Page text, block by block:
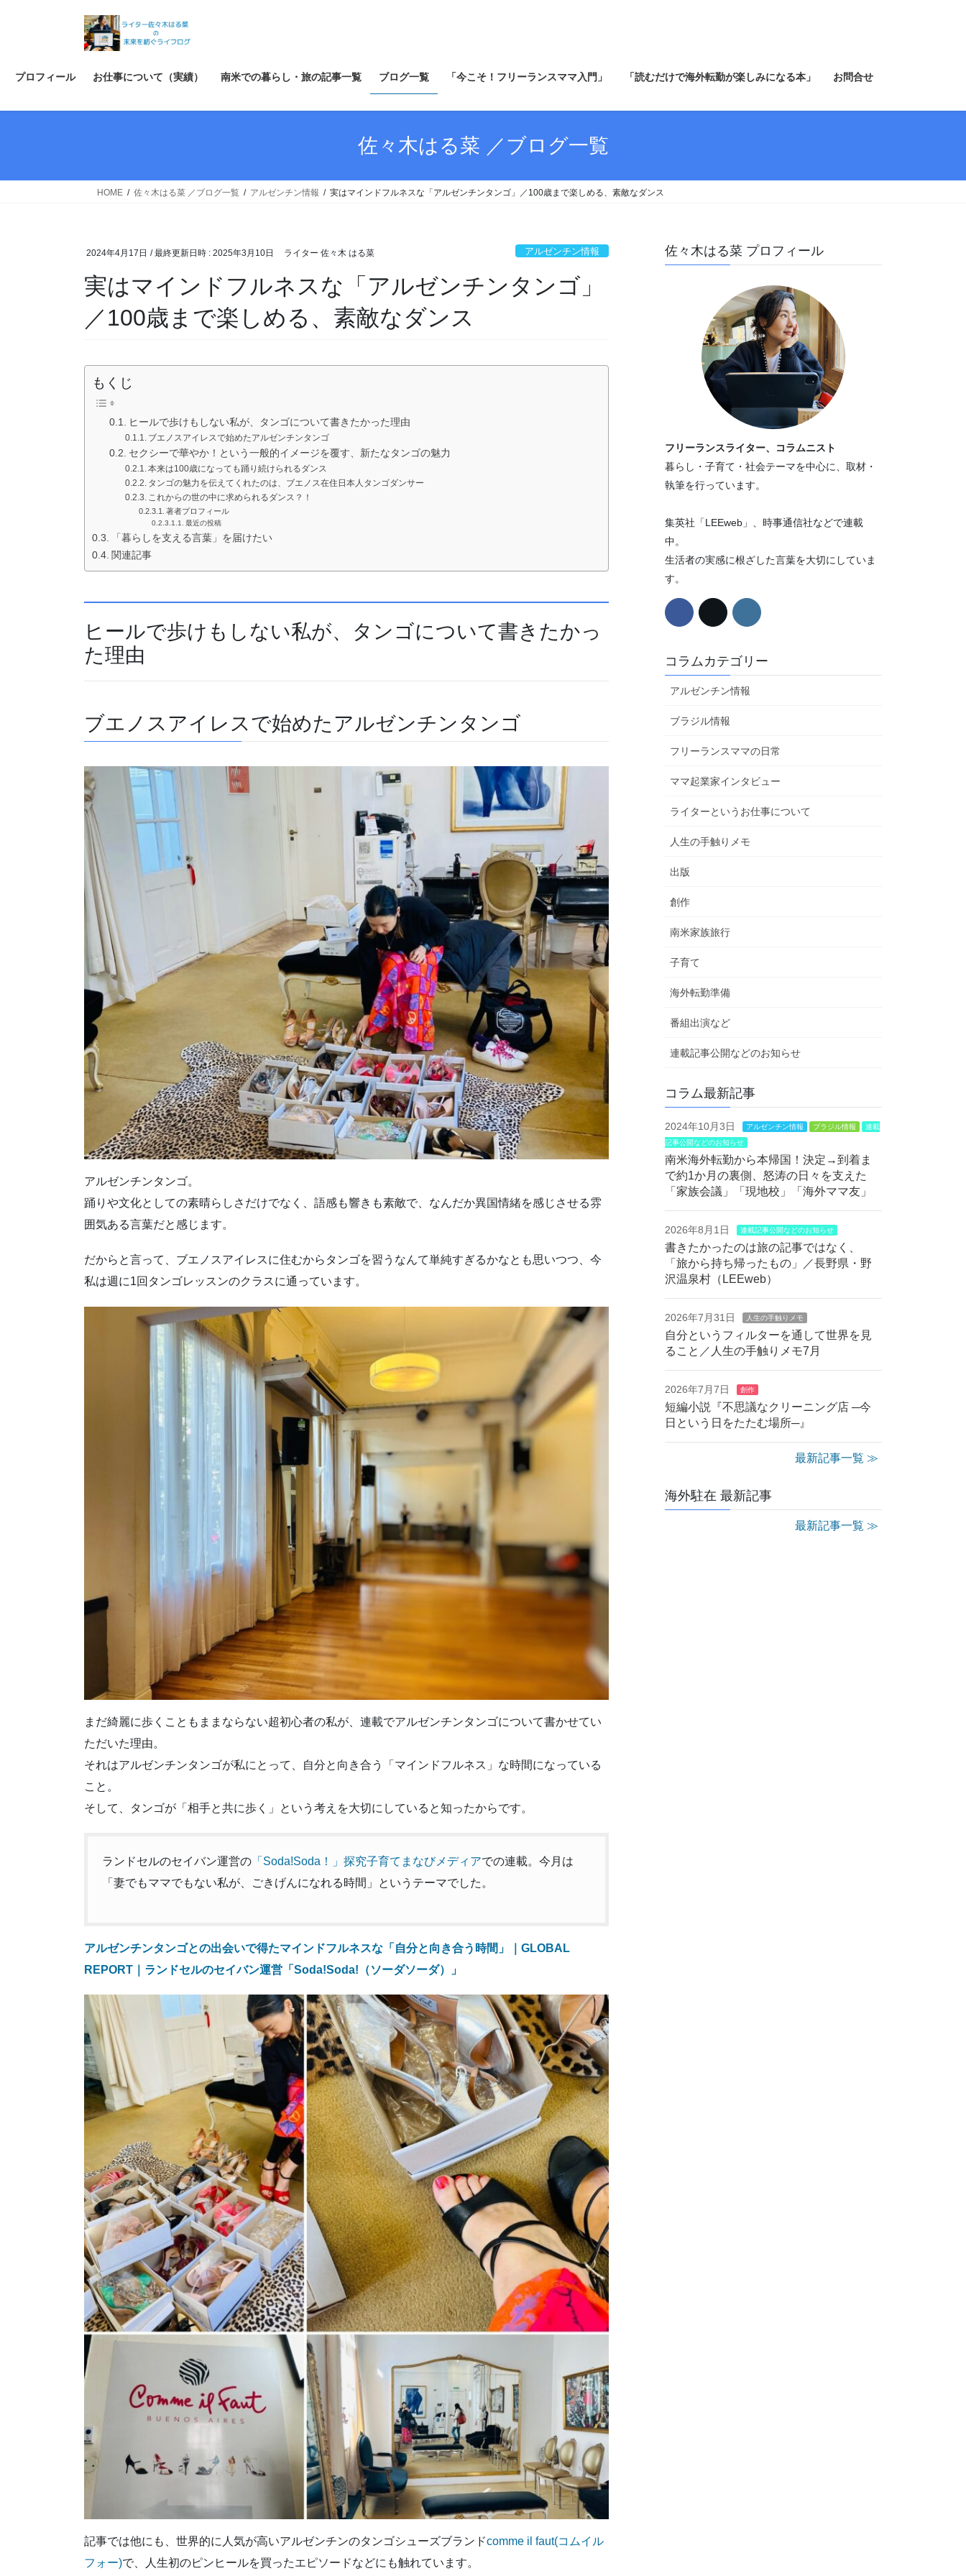
ス
ン
プロフィール お仕事について（実績） 南米での暮らし・旅の記事一覧 ブログ一覧 「今こそ！フリーランスママ入門」 「読むだけで海外転勤が楽しみになる本」 お問合せ
佐々木はる菜 ／ブログ一覧
HOME 佐々木はる菜 ／ブログ一覧 アルゼンチン情報 実はマインドフルネスな「アルゼンチンタンゴ」／100歳まで楽しめる、素敵なダンス
2024年4月17日 / 最終更新日時 : 2025年3月10日 ライター 佐々木 はる菜 アルゼンチン情報
実はマインドフルネスな「アルゼンチンタンゴ」
／100歳まで楽しめる、素敵なダンス
もくじ
ヒールで歩けもしない私が、タンゴについて書きたかった理由
ブエノスアイレスで始めたアルゼンチンタンゴ
セクシーで華やか！という一般的イメージを覆す、新たなタンゴの魅力
本来は100歳になっても踊り続けられるダンス
タンゴの魅力を伝えてくれたのは、ブエノス在住日本人タンゴダンサー
これからの世の中に求められるダンス？！
著者プロフィール
最近の投稿
「暮らしを支える言葉」を届けたい
関連記事
ヒールで歩けもしない私が、タンゴについて書きたかっ
た理由
ブエノスアイレスで始めたアルゼンチンタンゴ
アルゼンチンタンゴ。
踊りや文化としての素晴らしさだけでなく、語感も響きも素敵で、なんだか異国情緒を感じさせる雰
囲気ある言葉だと感じます。
だからと言って、ブエノスアイレスに住むからタンゴを習うなんて単純すぎるかなとも思いつつ、今
私は週に1回タンゴレッスンのクラスに通っています。
まだ綺麗に歩くこともままならない超初心者の私が、連載でアルゼンチンタンゴについて書かせてい
ただいた理由。
それはアルゼンチンタンゴが私にとって、自分と向き合う「マインドフルネス」な時間になっている
こと。
そして、タンゴが「相手と共に歩く」という考えを大切にしていると知ったからです。
ランドセルのセイバン運営の 「Soda!Soda！」探究子育てまなびメディアでの連載。今月は
「妻でもママでもない私が、ごきげんになれる時間」というテーマでした。
アルゼンチンタンゴとの出会いで得たマインドフルネスな「自分と向き合う時間」｜GLOBAL
REPORT｜ランドセルのセイバン運営「Soda!Soda!（ソーダソーダ）」
記事では他にも、世界的に人気が高いアルゼンチンのタンゴシューズブランドcomme il faut(コムイル
フォー)で、人生初のピンヒールを買ったエピソードなどにも触れています。
佐々木はる菜 プロフィール
フリーランスライター、コラムニスト
暮らし・子育て・社会テーマを中心に、取材・
執筆を行っています。
集英社「LEEweb」、時事通信社などで連載
中。
生活者の実感に根ざした言葉を大切にしていま
す。
コラムカテゴリー
アルゼンチン情報
ブラジル情報
フリーランスママの日常
ママ起業家インタビュー
ライターというお仕事について
人生の手触りメモ
出版
創作
南米家族旅行
子育て
海外転勤準備
番組出演など
連載記事公開などのお知らせ
コラム最新記事
2024年10月3日 アルゼンチン情報 ブラジル情報
連載
記事公開などのお知らせ
南米海外転勤から本帰国！決定→到着ま
で約1か月の裏側、怒涛の日々を支えた
「家族会議」「現地校」「海外ママ友」
2026年8月1日 連載記事公開などのお知らせ
書きたかったのは旅の記事ではなく、
「旅から持ち帰ったもの」／長野県・野
沢温泉村（LEEweb）
2026年7月31日 人生の手触りメモ
自分というフィルターを通して世界を見
ること／人生の手触りメモ7月
2026年7月7日 創作
短編小説『不思議なクリーニング店 ─今
日という日をたたむ場所─』
最新記事一覧 ≫
海外駐在 最新記事
最新記事一覧 ≫